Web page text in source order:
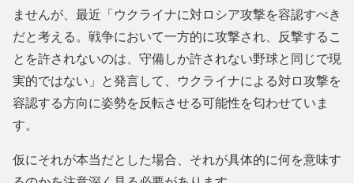
ませんが、最近「ウクライナに対ロシア攻撃を容認すべき
だと考える。戦争において一方的に攻撃され、反撃するこ
とを許されないのは、守備しか許されない野球と同じで現
実的ではない」と発言して、ウクライナによる対ロ攻撃を
容認する方向に姿勢を反転させる可能性を匂わせていま
す。
仮にそれが本当だとした場合、それが具体的に何を意味す